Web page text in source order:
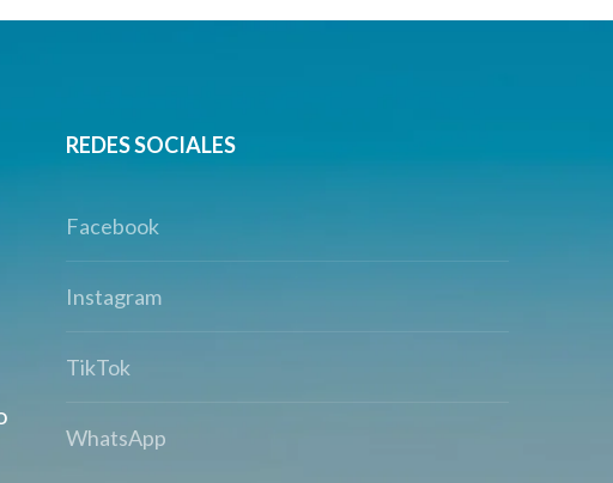
REDES SOCIALES
Facebook
Instagram
TikTok
WhatsApp